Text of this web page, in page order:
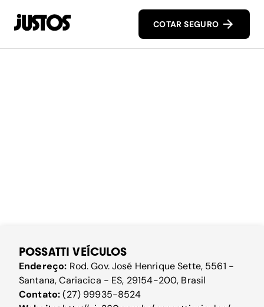
COTAR SEGURO
POSSATTI VEÍCULOS
Endereço: Rod. Gov. José Henrique Sette, 5561 -
Santana, Cariacica - ES, 29154-200, Brasil
Contato:(27) 99935-8524